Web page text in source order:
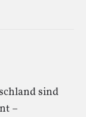
sind
–